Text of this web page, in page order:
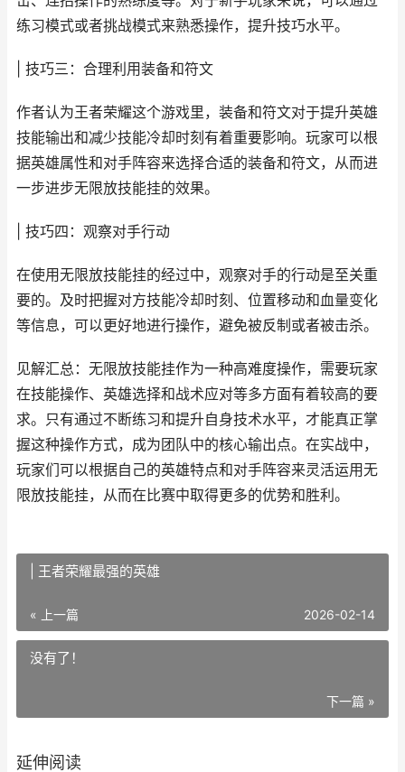
练习模式或者挑战模式来熟悉操作，提升技巧水平。
| 技巧三：合理利用装备和符文
作者认为王者荣耀这个游戏里，装备和符文对于提升英雄
技能输出和减少技能冷却时刻有着重要影响。玩家可以根
据英雄属性和对手阵容来选择合适的装备和符文，从而进
一步进步无限放技能挂的效果。
| 技巧四：观察对手行动
在使用无限放技能挂的经过中，观察对手的行动是至关重
要的。及时把握对方技能冷却时刻、位置移动和血量变化
等信息，可以更好地进行操作，避免被反制或者被击杀。
见解汇总：无限放技能挂作为一种高难度操作，需要玩家
在技能操作、英雄选择和战术应对等多方面有着较高的要
求。只有通过不断练习和提升自身技术水平，才能真正掌
握这种操作方式，成为团队中的核心输出点。在实战中，
玩家们可以根据自己的英雄特点和对手阵容来灵活运用无
限放技能挂，从而在比赛中取得更多的优势和胜利。
| 王者荣耀最强的英雄
« 上一篇 2026-02-14
没有了！
下一篇 »
延伸阅读